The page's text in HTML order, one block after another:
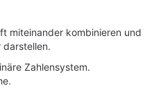
miteinander kombinieren und
darstellen.
Zahlensystem.